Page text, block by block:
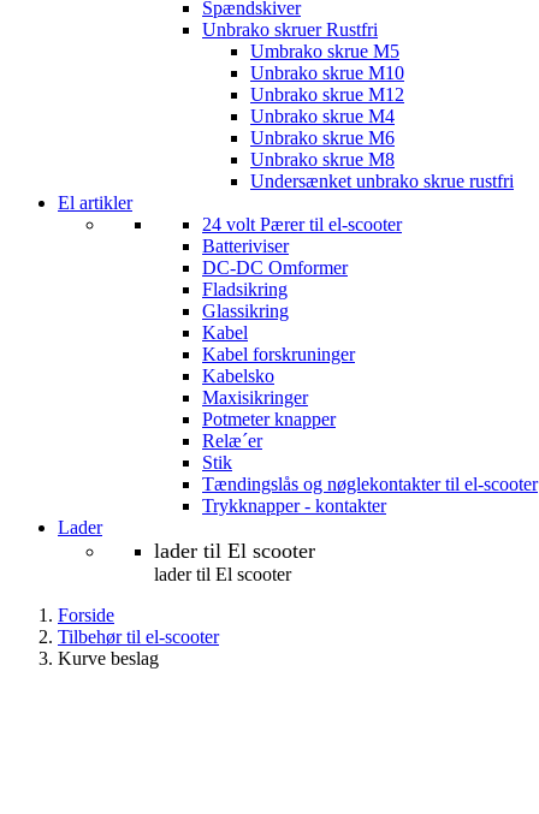
Spændskiver
Unbrako skruer Rustfri
Umbrako skrue M5
Unbrako skrue M10
Unbrako skrue M12
Unbrako skrue M4
Unbrako skrue M6
Unbrako skrue M8
Undersænket unbrako skrue rustfri
El artikler
24 volt Pærer til el-scooter
Batteriviser
DC-DC Omformer
Fladsikring
Glassikring
Kabel
Kabel forskruninger
Kabelsko
Maxisikringer
Potmeter knapper
Relæ´er
Stik
Tændingslås og nøglekontakter til el-scooter
Trykknapper - kontakter
Lader
lader til El scooter
lader til El scooter
Forside
Tilbehør til el-scooter
Kurve beslag